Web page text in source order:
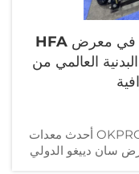
تظهر علامة OKPRO لأول مرة في معرض HFA
البدنية العالمي من
في شهر مارس 2026، عرضت شركة OKPRO أحدث معدات
سان دييغو الدولي